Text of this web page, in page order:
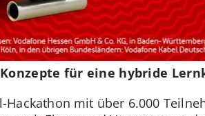
für eine hybride
Hackathon mit über 6.000